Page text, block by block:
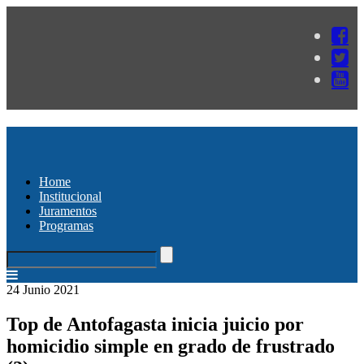
Home
Institucional
Juramentos
Programas
24 Junio 2021
Top de Antofagasta inicia juicio por
homicidio simple en grado de frustrado